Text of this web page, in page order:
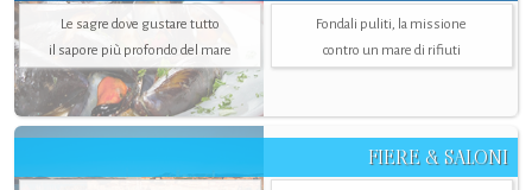
Le sagre dove gustare tutto
il sapore più profondo del mare
Fondali puliti, la missione
contro un mare di rifiuti
FIERE & SALONI